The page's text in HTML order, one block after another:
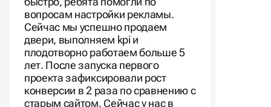
Лендинг собран достаточно
быстро, ребята помогли по
вопросам настройки рекламы.
Сейчас мы успешно продаем
двери, выполняем kpi и
плодотворно работаем больше 5
лет. После запуска первого
проекта зафиксировали рост